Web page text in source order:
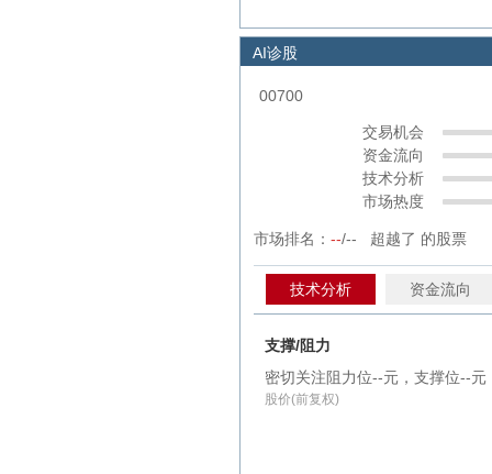
AI诊股
00700
交易机会
资金流向
技术分析
市场热度
市场排名： --/-- 超越了 的股票
技术分析 资金流向
支撑/阻力
密切关注阻力位--元，支撑位--元
股价(前复权)